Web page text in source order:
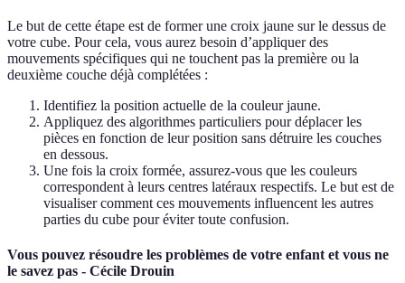
Le but de cette étape est de former une croix jaune sur le dessus de
votre cube. Pour cela, vous aurez besoin d’appliquer des
mouvements spécifiques qui ne touchent pas la première ou la
deuxième couche déjà complétées :
Identifiez la position actuelle de la couleur jaune.
Appliquez des algorithmes particuliers pour déplacer les
pièces en fonction de leur position sans détruire les couches
en dessous.
Une fois la croix formée, assurez-vous que les couleurs
correspondent à leurs centres latéraux respectifs. Le but est de
visualiser comment ces mouvements influencent les autres
parties du cube pour éviter toute confusion.
Vous pouvez résoudre les problèmes de votre enfant et vous ne
le savez pas - Cécile Drouin